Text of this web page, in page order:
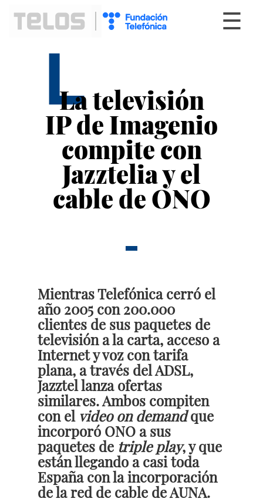
☰
L
La televisión
IP de Imagenio
compite con
Jazztelia y el
cable de ONO
Mientras Telefónica cerró el
año 2005 con 200.000
clientes de sus paquetes de
televisión a la carta, acceso a
Internet y voz con tarifa
plana, a través del ADSL,
Jazztel lanza ofertas
similares. Ambos compiten
con el video on demandque
incorporó ONO a sus
paquetes de triple play, y que
están llegando a casi toda
España con la incorporación
de la red de cable de AUNA.